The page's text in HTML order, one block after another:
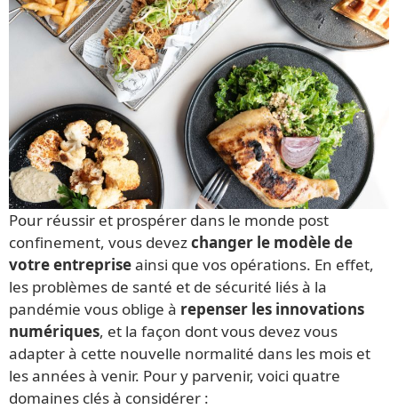
Pour réussir et prospérer dans le monde post
confinement, vous devezchanger le modèle de
votre entrepriseainsi que vos opérations. En effet,
les problèmes de santé et de sécurité liés à la
pandémie vous oblige à repenser les innovations
numériques, et la façon dont vous devez vous
adapter à cette nouvelle normalité dans les mois et
les années à venir. Pour y parvenir, voici quatre
domaines clés à considérer :